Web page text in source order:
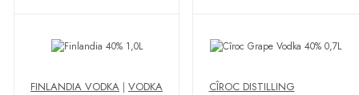
FINLANDIA VODKA | VODKA
CÎROC DISTILLING